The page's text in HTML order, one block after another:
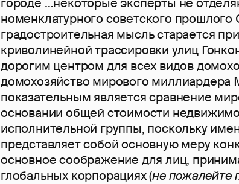
номенклатурного советского
градостроительная мысль старается
криволинейной трассировки улиц
дорогим центром для всех видов
домохозяйство мирового миллиардера
показательным является сравнение
основании общей стоимости
исполнительной группы, поскольку
представляет собой основную меру
основное соображение для лиц,
глобальных корпорациях (не пожалейте